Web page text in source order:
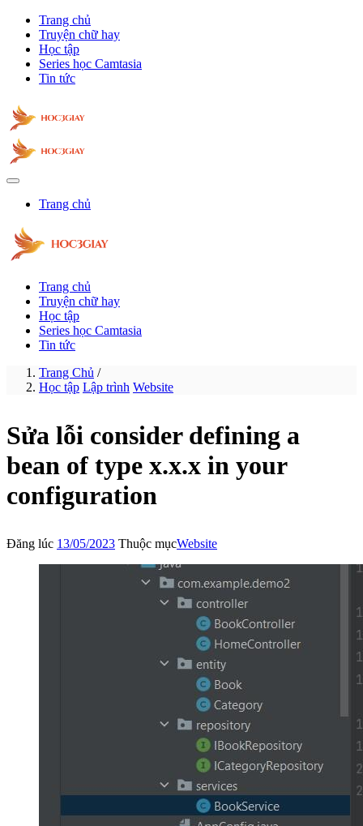
Trang chủ
Truyện chữ hay
Học tập
Series học Camtasia
Tin tức
Trang chủ
Trang chủ
Truyện chữ hay
Học tập
Series học Camtasia
Tin tức
Trang Chủ /
Học tập Lập trình Website
Sửa lỗi consider defining a
bean of type x.x.x in your
configuration
Đăng lúc 13/05/2023 Thuộc mụcWebsite